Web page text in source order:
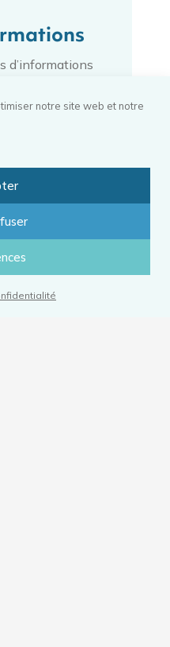
notre site web et notre
d’informations
appel à notre